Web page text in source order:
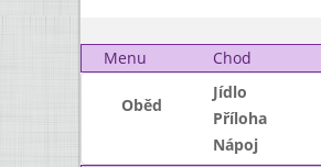
Menu
Chod
Oběd
Jídlo
Příloha
Nápoj